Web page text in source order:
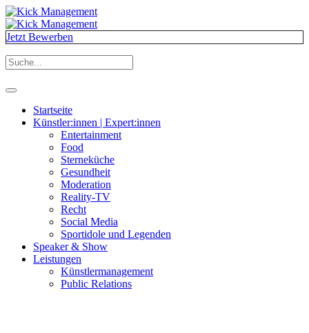
Jetzt Bewerben
Startseite
Künstler:innen | Expert:innen
Entertainment
Food
Sterneküche
Gesundheit
Moderation
Reality-TV
Recht
Social Media
Sportidole und Legenden
Speaker & Show
Leistungen
Künstlermanagement
Public Relations